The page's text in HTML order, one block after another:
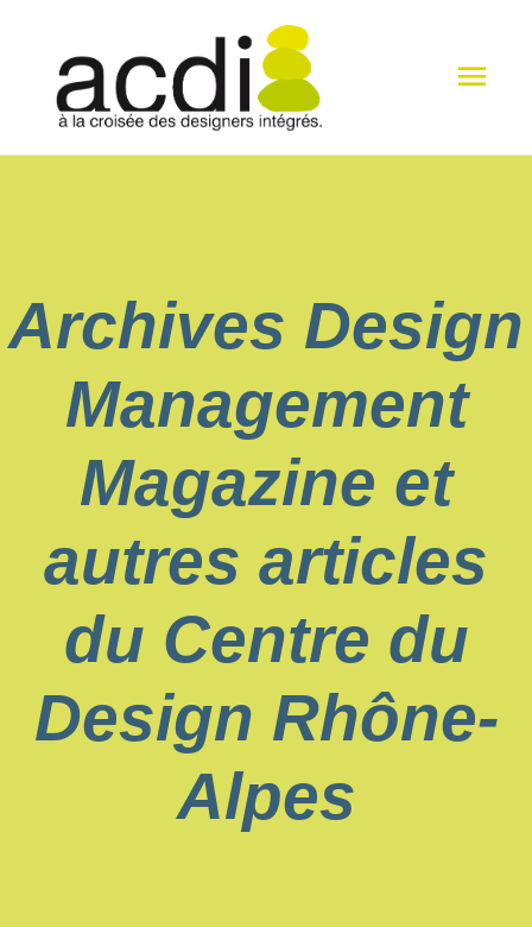
Archives Design
Management
Magazine et
autres articles
du Centre du
Design Rhône-
Alpes